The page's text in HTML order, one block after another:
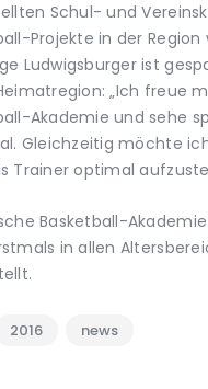
Schul- und
Projekte in der
Ludwigsburger ist
„Ich freue
Akademie und sehe
Gleichzeitig möchte
Trainer optimal
Basketball-
in allen
2016 news